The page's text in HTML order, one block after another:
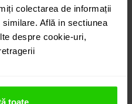
colectarea de informații
Află in sectiunea
despre cookie-uri,
toate